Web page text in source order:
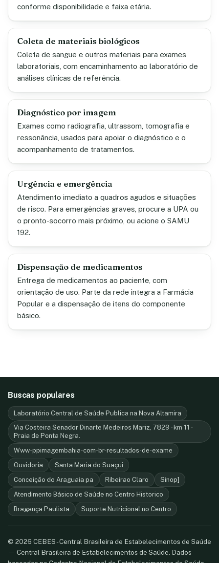
conforme disponibilidade e faixa etária.
Coleta de materiais biológicos
Coleta de sangue e outros materiais para exames
laboratoriais, com encaminhamento ao laboratório de
análises clínicas de referência.
Diagnóstico por imagem
Exames como radiografia, ultrassom, tomografia e
ressonância, usados para apoiar o diagnóstico e o
acompanhamento de tratamentos.
Urgência e emergência
Atendimento imediato a quadros agudos e situações
de risco. Para emergências graves, procure a UPA ou
o pronto-socorro mais próximo, ou acione o SAMU
192.
Dispensação de medicamentos
Entrega de medicamentos ao paciente, com
orientação de uso. Parte da rede integra a Farmácia
Popular e a dispensação de itens do componente
básico.
Buscas populares
Laboratório Central de Saúde Publica na Nova Altamira
Via Costeira Senador Dinarte Medeiros Mariz, 7829 - km 11 -
Praia de Ponta Negra.
Www-ppimagembahia-com-br-resultados-de-exame
Ouvidoria
Santa Maria do Suaçui
Conceição do Araguaia pa
Ribeirao Claro
Sinop]
Atendimento Básico de Saúde no Centro Historico
Bragança Paulista
Suporte Nutricional no Centro
© 2026 CEBES - Central Brasileira de Estabelecimentos de Saúde
— Central Brasileira de Estabelecimentos de Saúde. Dados